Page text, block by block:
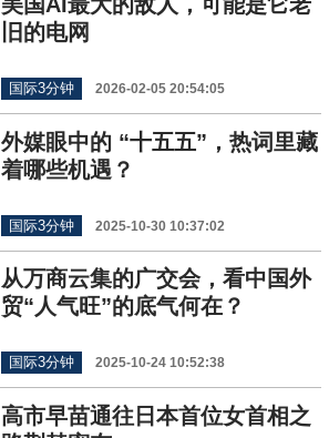
旧的电网
国际3分钟 2026-02-05 20:54:05
外媒眼中的 “十五五”，热词里藏
着哪些机遇？
国际3分钟 2025-10-30 10:37:02
从万商云集的广交会，看中国外
贸“人气旺”的底气何在？
国际3分钟 2025-10-24 10:52:38
高市早苗通往日本首位女首相之